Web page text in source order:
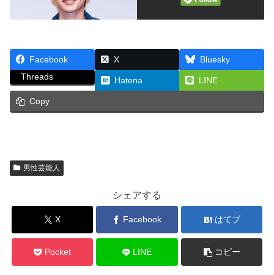
Facebook X
Bluesky
Threads
Hatena LINE
Copy
男性芸能人
シェアする
X Facebook はてブ
Pocket LINE コピー